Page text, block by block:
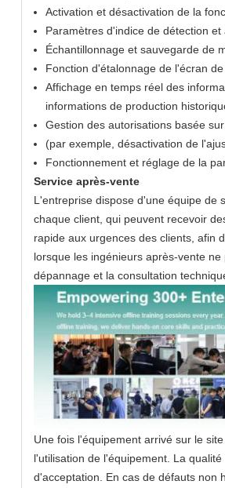
Activation et désactivation de la
Paramètres d'indice de détection
Échantillonnage et sauvegarde de
Fonction d'étalonnage de l'écran
Affichage en temps réel des
informations de production
Gestion des autorisations basée
(par exemple, désactivation de
Fonctionnement et réglage de la
Service après-vente
L'entreprise dispose d'une équipe de
chaque client, qui peuvent recevoir
rapide aux urgences des clients, afin
lorsque les ingénieurs après-vente
dépannage et la consultation
Une fois l'équipement arrivé sur le
l'utilisation de l'équipement. La
d'acceptation. En cas de défauts non